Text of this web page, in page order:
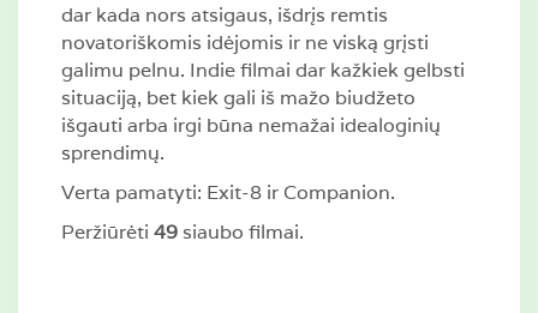
dar kada nors atsigaus, išdrįs remtis
novatoriškomis idėjomis ir ne viską grįsti
galimu pelnu. Indie filmai dar kažkiek gelbsti
situaciją, bet kiek gali iš mažo biudžeto
išgauti arba irgi būna nemažai idealoginių
sprendimų.
Verta pamatyti: Exit-8 ir Companion.
Peržiūrėti 49 siaubo filmai.